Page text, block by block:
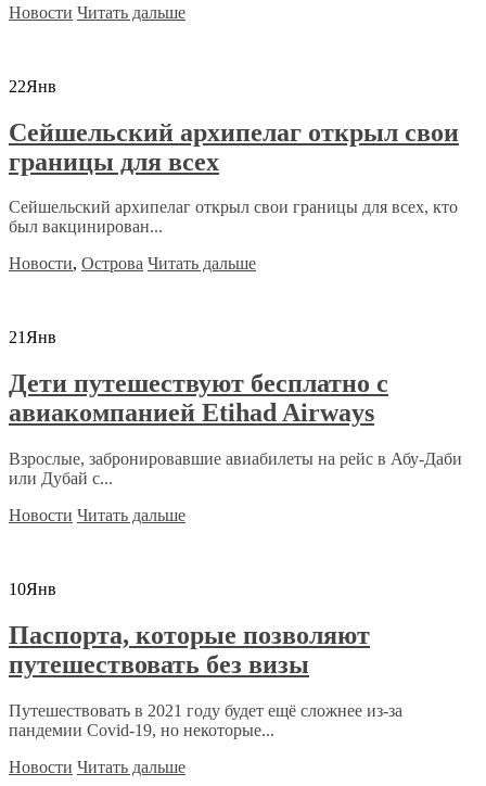
Новости Читать дальше
22Янв
Сейшельский архипелаг открыл свои
границы для всех
Сейшельский архипелаг открыл свои границы для всех, кто
был вакцинирован...
Новости, Острова Читать дальше
21Янв
Дети путешествуют бесплатно с
авиакомпанией Etihad Airways
Взрослые, забронировавшие авиабилеты на рейс в Абу-Даби
или Дубай с...
Новости Читать дальше
10Янв
Паспорта, которые позволяют
путешествовать без визы
Путешествовать в 2021 году будет ещё сложнее из-за
пандемии Covid-19, но некоторые...
Новости Читать дальше